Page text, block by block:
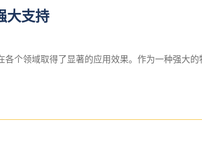
大支持
个领域取得了显著的应用效果。作为一种强大的